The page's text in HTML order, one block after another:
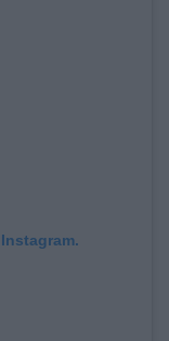
Instagram.